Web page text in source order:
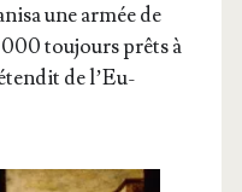
une armée de
tou­jours prêts à
de l’Eu­